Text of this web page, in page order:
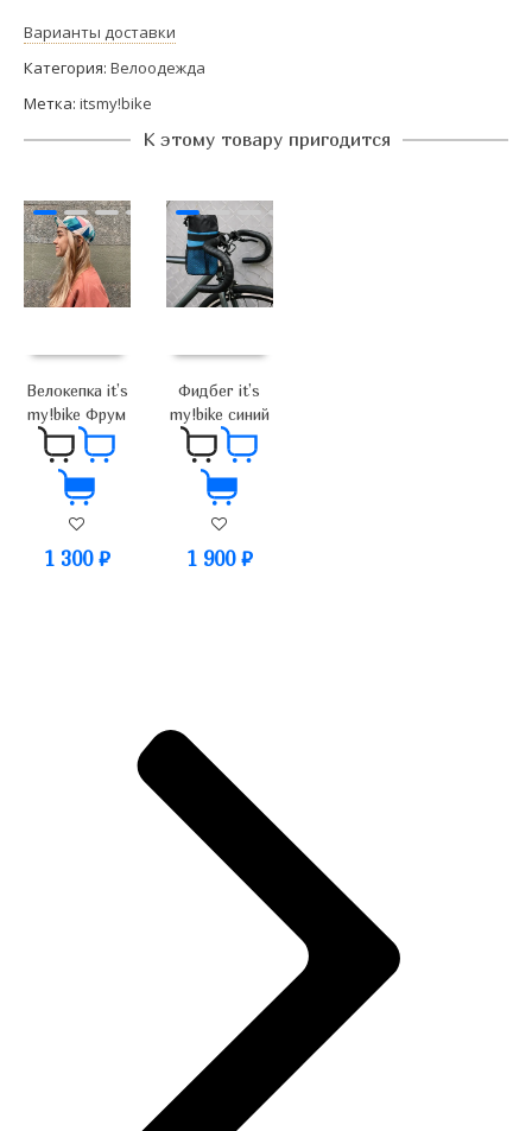
Варианты доставки
Категория: Велоодежда
Метка: itsmy!bike
К этому товару пригодится
Велокепка it’s
my!bike Фрум
1 300 ₽
Фидбег it’s
my!bike синий
1 900 ₽